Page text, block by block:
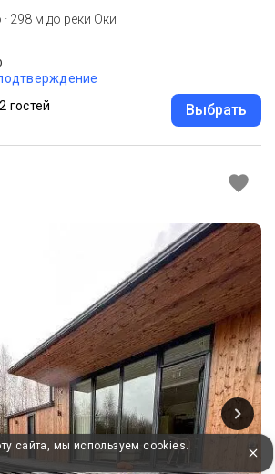
· 298 м до реки Оки
гостей Выбрать
сайта, мы используем cookies.